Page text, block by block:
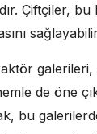
Çiftçiler,
de öne
bu